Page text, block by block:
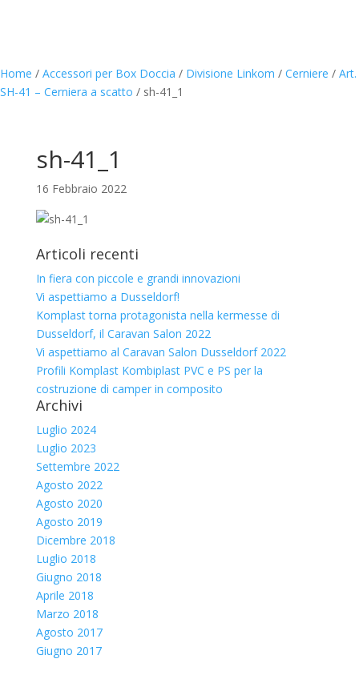
Home / Accessori per Box Doccia / Divisione Linkom / Cerniere / Art.
SH-41 – Cerniera a scatto / sh-41_1
sh-41_1
16 Febbraio 2022
Articoli recenti
In fiera con piccole e grandi innovazioni
Vi aspettiamo a Dusseldorf!
Komplast torna protagonista nella kermesse di
Dusseldorf, il Caravan Salon 2022
Vi aspettiamo al Caravan Salon Dusseldorf 2022
Profili Komplast Kombiplast PVC e PS per la
costruzione di camper in composito
Archivi
Luglio 2024
Luglio 2023
Settembre 2022
Agosto 2022
Agosto 2020
Agosto 2019
Dicembre 2018
Luglio 2018
Giugno 2018
Aprile 2018
Marzo 2018
Agosto 2017
Giugno 2017